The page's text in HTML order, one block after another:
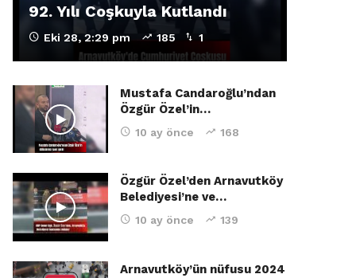
92. Yılı Coşkuyla Kutlandı
Eki 28, 2:29 pm 185 1
Mustafa Candaroğlu’ndan
Özgür Özel’in…
10 ay önce 168
Özgür Özel’den Arnavutköy
Belediyesi’ne ve…
10 ay önce 139
Arnavutköy’ün nüfusu 2024